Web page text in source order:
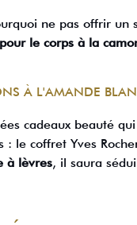
ne pas offrir un
le corps à la
À L'AMANDE
cadeaux beauté
le coffret Yves
à lèvres, il saura